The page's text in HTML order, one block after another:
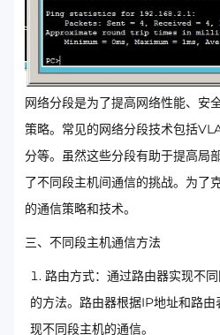
网络分段是为了提高网络性能、安
策略。常见的网络分段技术包括
分等。虽然这些分段有助于提高局
了不同段主机间通信的挑战。为了
的通信策略和技术。
三、不同段主机通信方法
路由方式：通过路由器实现不
的方法。路由器根据IP地址和路
现不同段主机的通信。